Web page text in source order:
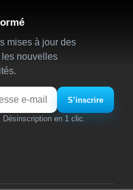
mises à jour des
nouvelles
S’inscrire
Désinscription en 1 clic.